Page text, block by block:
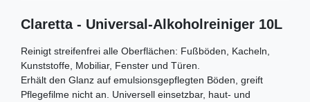
Claretta - Universal-Alkoholreiniger 10L
Reinigt streifenfrei alle Oberflächen: Fußböden, Kacheln,
Kunststoffe, Mobiliar, Fenster und Türen.
Erhält den Glanz auf emulsionsgepflegten Böden, greift
Pflegefilme nicht an. Universell einsetzbar, haut- und